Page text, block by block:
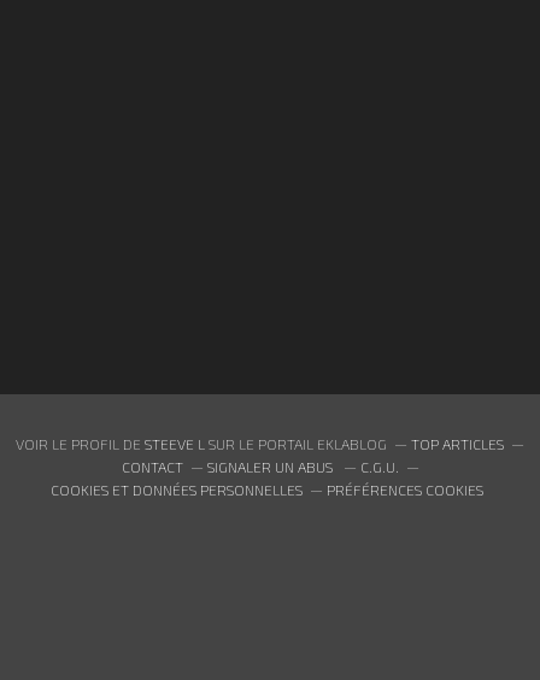
VOIR LE PROFIL DE STEEVE L SUR LE PORTAIL EKLABLOG
TOP ARTICLES
CONTACT
SIGNALER UN ABUS
C.G.U.
COOKIES ET DONNÉES PERSONNELLES
PRÉFÉRENCES COOKIES